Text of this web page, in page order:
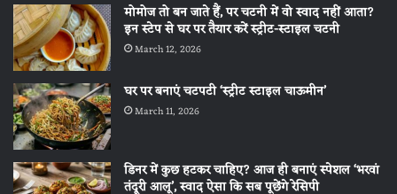
मोमोज तो बन जाते हैं, पर चटनी में वो स्वाद नहीं आता?
इन स्टेप से घर पर तैयार करें स्ट्रीट-स्टाइल चटनी
March 12, 2026
घर पर बनाएं चटपटी ‘स्ट्रीट स्टाइल चाऊमीन’
March 11, 2026
डिनर में कुछ हटकर चाहिए? आज ही बनाएं स्पेशल ‘भरवां
तंदूरी आलू’, स्वाद ऐसा कि सब पूछेंगे रेसिपी